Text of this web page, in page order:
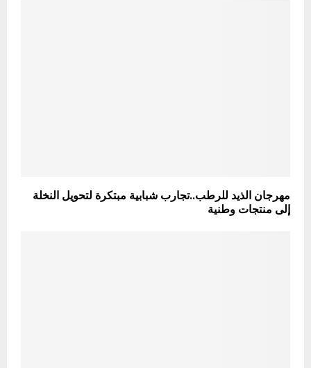
مهرجان الذيد للرطب..تجارب شبابية مبتكرة لتحويل النخلة
إلى منتجات وطنية